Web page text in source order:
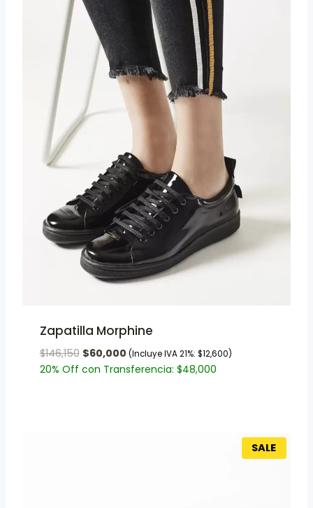
Zapatilla Morphine
$146,150 $60,000 (Incluye IVA 21%: $12,600)
20% Off con Transferencia: $48,000
SALE